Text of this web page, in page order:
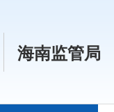
海南监管局